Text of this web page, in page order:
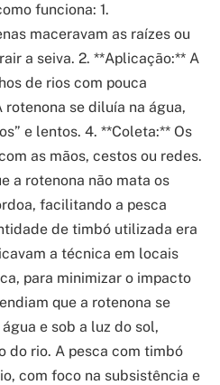
funciona: 1.
maceravam as raízes ou
a seiva. 2. **Aplicação:** A
de rios com pouca
rotenona se diluía na água,
e lentos. 4. **Coleta:** Os
as mãos, cestos ou redes.
a rotenona não mata os
facilitando a pesca
de timbó utilizada era
a técnica em locais
para minimizar o impacto
que a rotenona se
e sob a luz do sol,
do rio. A pesca com timbó
com foco na subsistência e